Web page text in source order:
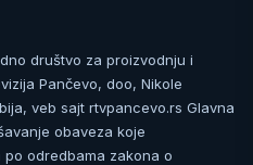
društvo za proizvodnju i
Pančevo, doo, Nikole
veb sajt rtvpancevo.rs Glavna
obaveza koje
po odredbama zakona o